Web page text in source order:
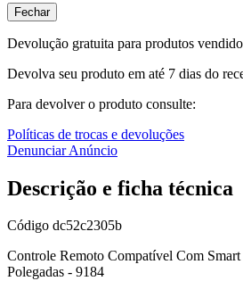
Fechar
Devolução gratuita para produtos
Devolva seu produto em até 7 dias do
Para devolver o produto consulte:
Políticas de trocas e devoluções
Denunciar Anúncio
Descrição e ficha técnica
Código dc52c2305b
Controle Remoto Compatível Com
Polegadas - 9184